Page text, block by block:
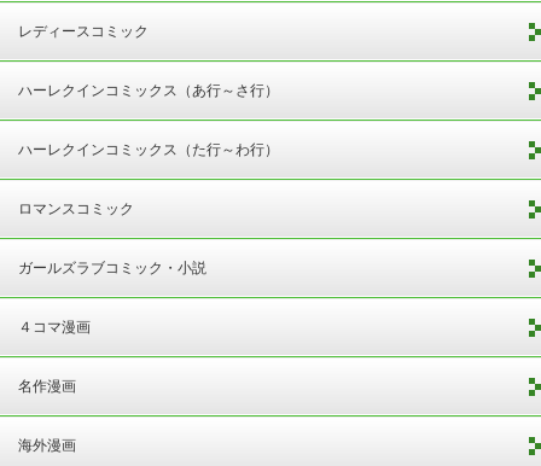
レディースコミック
ハーレクインコミックス（あ行～さ行）
ハーレクインコミックス（た行～わ行）
ロマンスコミック
ガールズラブコミック・小説
４コマ漫画
名作漫画
海外漫画